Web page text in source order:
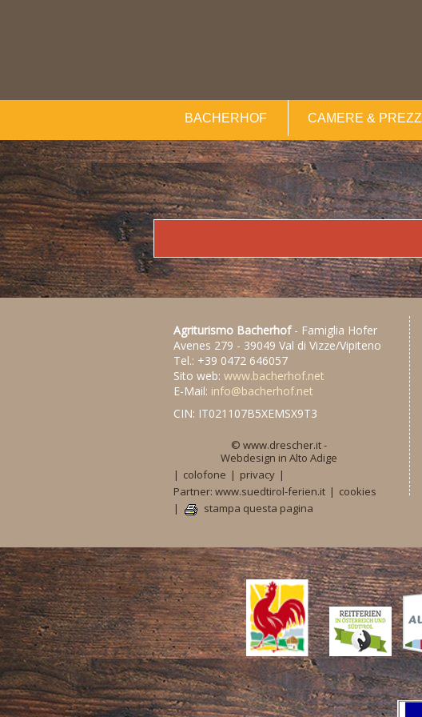
BACHERHOF CAMERE & PREZZI
Agriturismo Bacherhof- Famiglia Hofer
Avenes 279 - 39049 Val di Vizze/Vipiteno
Tel.: +39 0472 646057
Sito web: www.bacherhof.net
E-Mail: info@bacherhof.net
CIN: IT021107B5XEMSX9T3
© www.drescher.it -
Webdesign in Alto Adige
| colofone | privacy |
Partner: www.suedtirol-ferien.it | cookies
|
stampa questa pagina